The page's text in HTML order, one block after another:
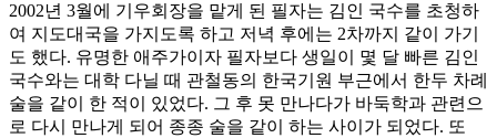
2002년 3월에 기우회장을 맡게 된 필자는 김인 국수를 초청하
여 지도대국을 가지도록 하고 저녁 후에는 2차까지 같이 가기
도 했다. 유명한 애주가이자 필자보다 생일이 몇 달 빠른 김인
국수와는 대학 다닐 때 관철동의 한국기원 부근에서 한두 차례
술을 같이 한 적이 있었다. 그 후 못 만나다가 바둑학과 관련으
로 다시 만나게 되어 종종 술을 같이 하는 사이가 되었다. 또